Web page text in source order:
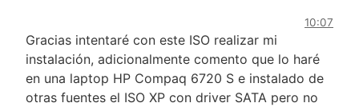
10:07
Gracias intentaré con este ISO realizar mi
instalación, adicionalmente comento que lo haré
en una laptop HP Compaq 6720 S e instalado de
otras fuentes el ISO XP con driver SATA pero no